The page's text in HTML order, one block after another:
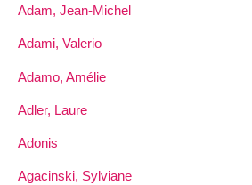
Adam, Jean-Michel
Adami, Valerio
Adamo, Amélie
Adler, Laure
Adonis
Agacinski, Sylviane